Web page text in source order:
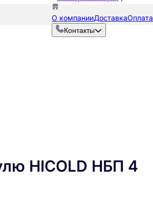
О компанииДоставкаОплата
Контакты
HICOLD НБП 4